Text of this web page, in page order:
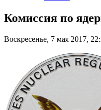
Комиссия по
Воскресенье, 7 мая 2017,